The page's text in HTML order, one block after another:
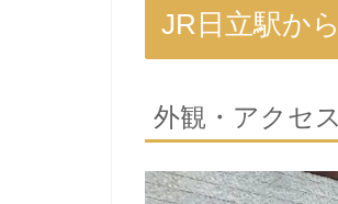
JR日立駅か
外観・アクセス